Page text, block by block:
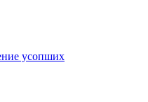
усопших